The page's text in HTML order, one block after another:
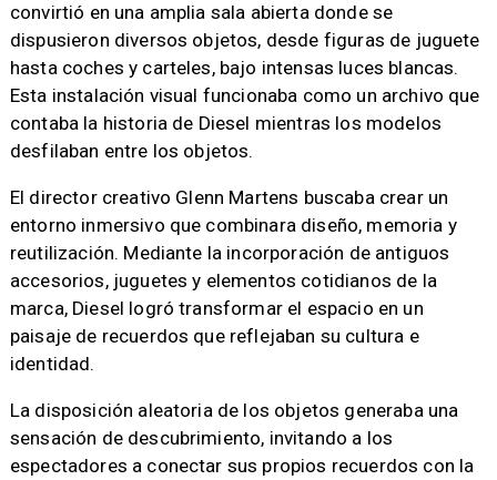
convirtió en una amplia sala abierta donde se
dispusieron diversos objetos, desde figuras de juguete
hasta coches y carteles, bajo intensas luces blancas.
Esta instalación visual funcionaba como un archivo que
contaba la historia de Diesel mientras los modelos
desfilaban entre los objetos.
El director creativo Glenn Martens buscaba crear un
entorno inmersivo que combinara diseño, memoria y
reutilización. Mediante la incorporación de antiguos
accesorios, juguetes y elementos cotidianos de la
marca, Diesel logró transformar el espacio en un
paisaje de recuerdos que reflejaban su cultura e
identidad.
La disposición aleatoria de los objetos generaba una
sensación de descubrimiento, invitando a los
espectadores a conectar sus propios recuerdos con la